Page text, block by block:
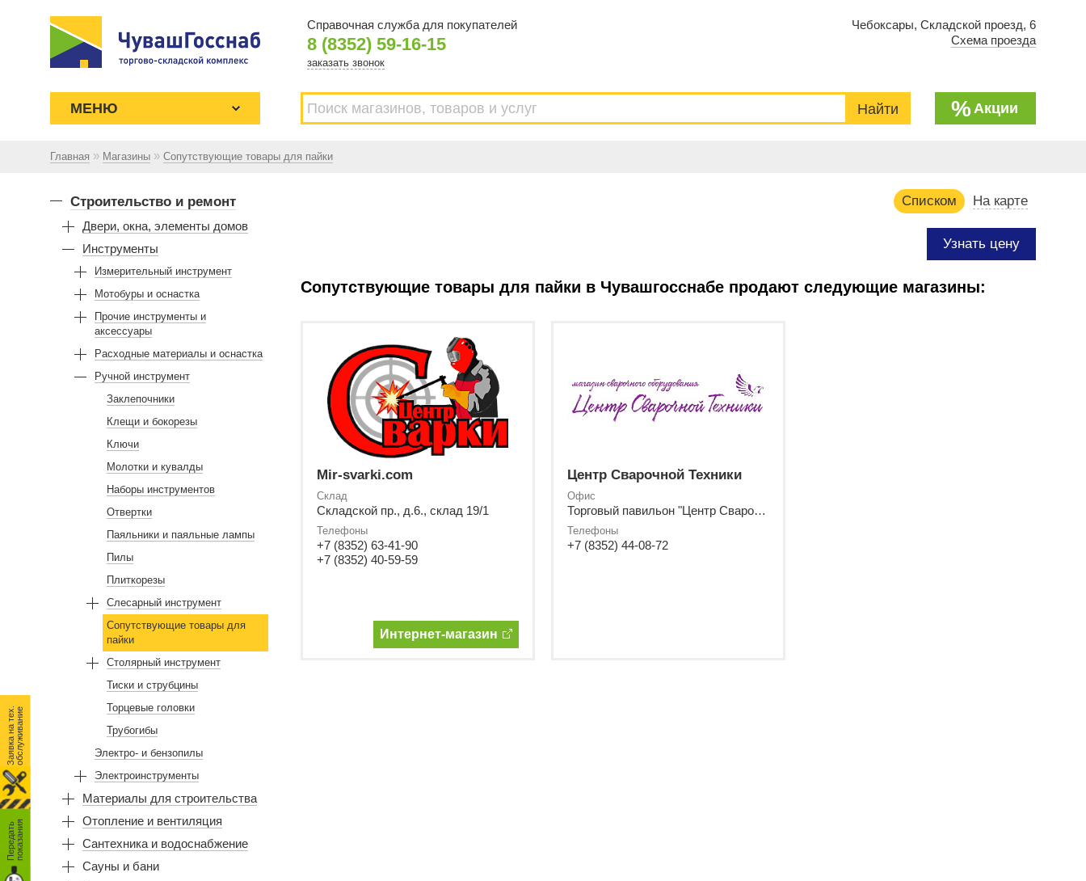
Чебоксары, Складской проезд, 6
Схема проезда
Справочная служба для покупателей
8 (8352) 59-16-15
заказать звонок
ЧУВАШГОССНАБ. Основан в 1925
году
МЕНЮ %Акции
Главная » Магазины » Сопутствующие товары для пайки
Строительство и ремонт
Двери, окна, элементы домов
Инструменты
Измерительный инструмент
Мотобуры и оснастка
Прочие инструменты и
аксессуары
Расходные материалы и оснастка
Ручной инструмент
Заклепочники
Клещи и бокорезы
Ключи
Молотки и кувалды
Наборы инструментов
Отвертки
Паяльники и паяльные лампы
Пилы
Плиткорезы
Слесарный инструмент
Сопутствующие товары для
пайки
Столярный инструмент
Тиски и струбцины
Торцевые головки
Трубогибы
Электро- и бензопилы
Электроинструменты
Материалы для строительства
Отопление и вентиляция
Сантехника и водоснабжение
Сауны и бани
На карте
Списком
Узнать цену
Сопутствующие товары для пайки в Чувашгосснабе продают следующие магазины:
Mir-svarki.com
Склад
Складской пр., д.6., склад 19/1
Телефоны
+7 (8352) 63-41-90
+7 (8352) 40-59-59
Интернет-магазин
Центр Сварочной Техники
Офис
Торговый павильон "Центр Сварочной Техники"
Телефоны
+7 (8352) 44-08-72
П
е
р
е
д
а
т
ь
п
о
к
а
з
а
н
ия
З
а
я
в
к
а
н
а
т
ех
.
о
б
с
л
у
ж
и
в
а
н
ие